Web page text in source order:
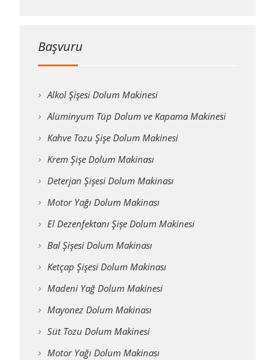
Başvuru
Alkol Şişesi Dolum Makinesi
Alüminyum Tüp Dolum ve Kapama Makinesi
Kahve Tozu Şişe Dolum Makinesi
Krem Şişe Dolum Makinası
Deterjan Şişesi Dolum Makinası
Motor Yağı Dolum Makinası
El Dezenfektanı Şişe Dolum Makinesi
Bal Şişesi Dolum Makinası
Ketçap Şişesi Dolum Makinası
Madeni Yağ Dolum Makinesi
Mayonez Dolum Makinası
Süt Tozu Dolum Makinesi
Motor Yağı Dolum Makinası